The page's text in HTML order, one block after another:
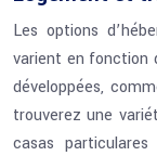
Les options
varient en fonction
développées,
trouverez une
casas